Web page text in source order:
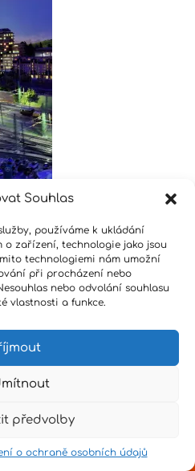
Souhlas
používáme k ukládání
zařízení, technologie jako jsou
technologiemi nám umožní
při procházení nebo
nebo odvolání souhlasu
vlastnosti a funkce.
předvolby
o ochraně osobních údajů
psaní|Pro učitele